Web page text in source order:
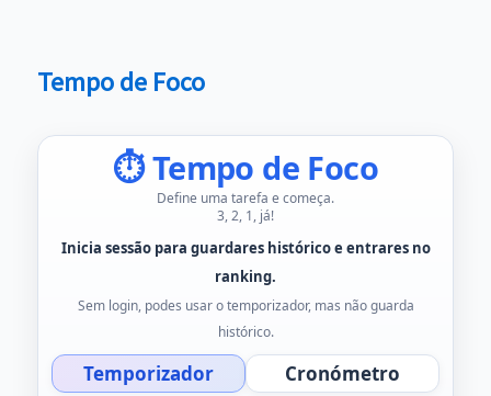
Tempo de Foco
⏱ Tempo de Foco
Define uma tarefa e começa.
3, 2, 1, já!
Inicia sessão para guardares histórico e entrares no
ranking.
Sem login, podes usar o temporizador, mas não guarda
histórico.
Temporizador Cronómetro